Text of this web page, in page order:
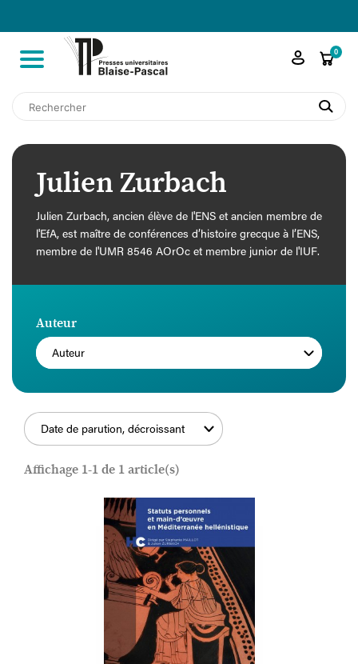
shopping_cart0

search
Julien Zurbach
Julien Zurbach, ancien élève de l'ENS et ancien membre de
l'EfA, est maître de conférences d’histoire grecque à l’ENS,
membre de l'UMR 8546 AOrOc et membre junior de l'IUF.
Auteur
Auteur
Date de parution, décroissant
Affichage 1-1 de 1 article(s)